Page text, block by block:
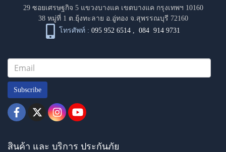
29 ซอยเศรษฐกิจ 5 แขวงบางแค เขตบางแค กรุงเทพฯ 10160
38 หมู่ที่ 1 ต.ยุ้งทะลาย อ.อู่ทอง จ.สุพรรณบุรี 72160
โทรศัพท์ : 095 952 6514 ,084 914 9731
Subscribe
สินค้า และ บริการ ประกันภัย